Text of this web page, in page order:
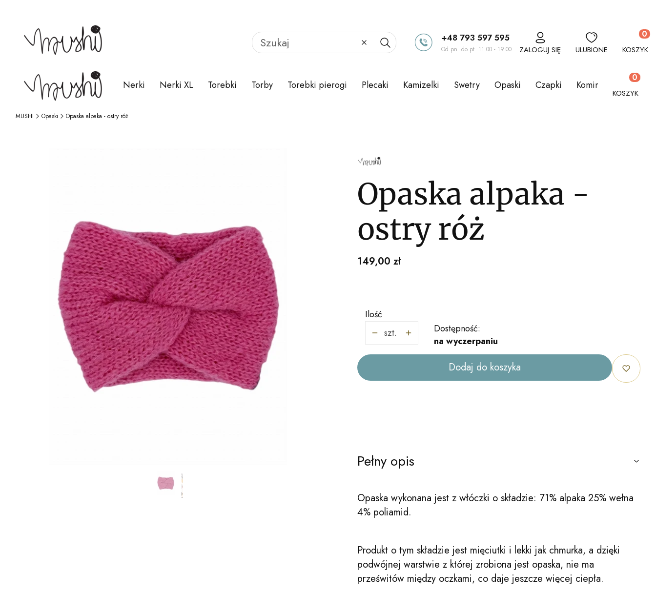
Wyczyść
Szukaj
+48 793 597 595
Od pn. do pt. 11.00 - 19.00 ZALOGUJ SIĘ ULUBIONE KOSZYK
Nerki Nerki XL Torebki Torby Torebki pierogi Plecaki Kamizelki Swetry Opaski Czapki Kominy Komplety
KOSZYK
MUSHI Opaski Opaska alpaka - ostry róż
Opaska alpaka -
ostry róż
Cena
149,00 zł
Ilość
szt.
Dostępność:
na wyczerpaniu
Dodaj do koszyka
Pełny opis
Opaska wykonana jest z włóczki o składzie: 71% alpaka 25% wełna
4% poliamid.
Produkt o tym składzie jest mięciutki i lekki jak chmurka, a dzięki
podwójnej warstwie z której zrobiona jest opaska, nie ma
prześwitów między oczkami, co daje jeszcze więcej ciepła.